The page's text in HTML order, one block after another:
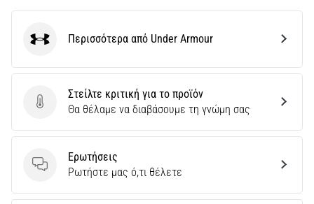
Στείλτε κριτική για το προϊόν
Στείλτε κριτική για το προϊόν
Θα θέλαμε να διαβάσουμε τη γνώμη σας
Ερωτήσεις
Ερωτήσεις
Ρωτήστε μας ό,τι θέλετε
Under ArmourΠερισσότερα από Under Armour